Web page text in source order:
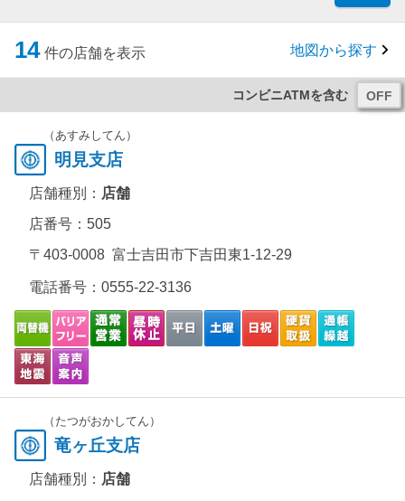
14 件の店舗を表示 地図から探す
コンビニATMを含む
（あすみしてん）
明見支店
店舗種別： 店舗
店番号：505
〒403-0008 富士吉田市下吉田東1-12-29
電話番号： 0555-22-3136
（たつがおかしてん）
竜ヶ丘支店
店舗種別： 店舗